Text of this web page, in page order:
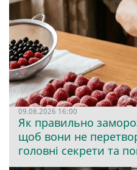
09.08.2026 16:00
Як правильно
щоб вони не
головні секрети та